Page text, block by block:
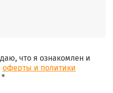
что я ознакомлен и
оферты и политики
*